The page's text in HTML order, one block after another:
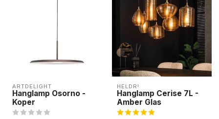
ARTDELIGHT
Hanglamp Osorno -
Koper
HELDR!
Hanglamp Cerise 7L -
Amber Glas